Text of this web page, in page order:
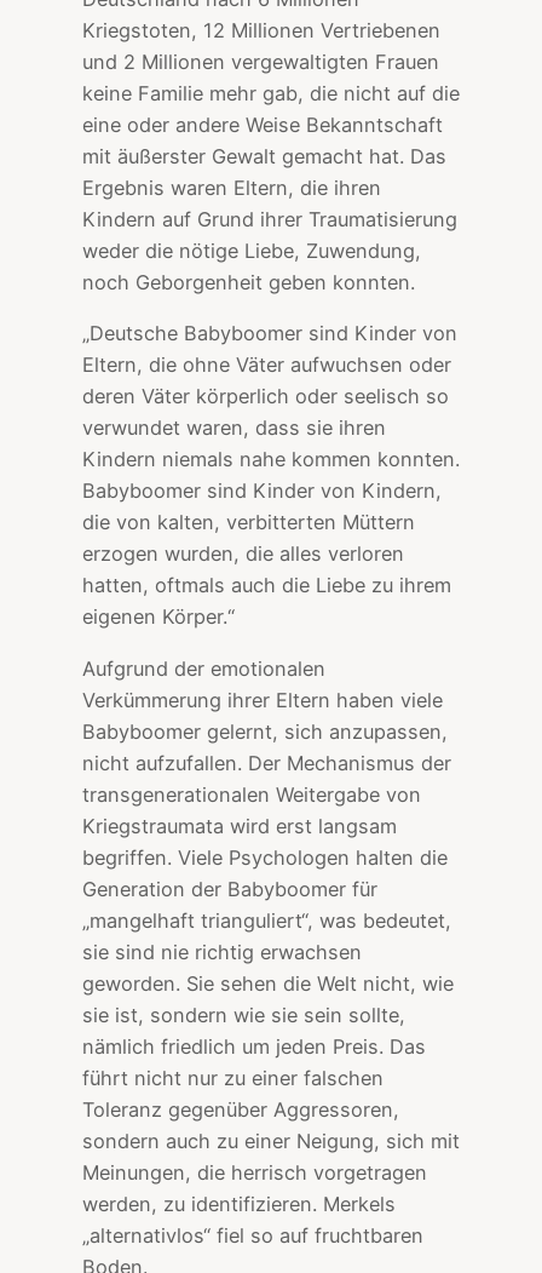
Kriegstoten, 12 Millionen Vertriebenen
und 2 Millionen vergewaltigten Frauen
keine Familie mehr gab, die nicht auf die
eine oder andere Weise Bekanntschaft
mit äußerster Gewalt gemacht hat. Das
Ergebnis waren Eltern, die ihren
Kindern auf Grund ihrer Traumatisierung
weder die nötige Liebe, Zuwendung,
noch Geborgenheit geben konnten.
„Deutsche Babyboomer sind Kinder von
Eltern, die ohne Väter aufwuchsen oder
deren Väter körperlich oder seelisch so
verwundet waren, dass sie ihren
Kindern niemals nahe kommen konnten.
Babyboomer sind Kinder von Kindern,
die von kalten, verbitterten Müttern
erzogen wurden, die alles verloren
hatten, oftmals auch die Liebe zu ihrem
eigenen Körper.“
Aufgrund der emotionalen
Verkümmerung ihrer Eltern haben viele
Babyboomer gelernt, sich anzupassen,
nicht aufzufallen. Der Mechanismus der
transgenerationalen Weitergabe von
Kriegstraumata wird erst langsam
begriffen. Viele Psychologen halten die
Generation der Babyboomer für
„mangelhaft trianguliert“, was bedeutet,
sie sind nie richtig erwachsen
geworden. Sie sehen die Welt nicht, wie
sie ist, sondern wie sie sein sollte,
nämlich friedlich um jeden Preis. Das
führt nicht nur zu einer falschen
Toleranz gegenüber Aggressoren,
sondern auch zu einer Neigung, sich mit
Meinungen, die herrisch vorgetragen
werden, zu identifizieren. Merkels
„alternativlos“ fiel so auf fruchtbaren
Boden.